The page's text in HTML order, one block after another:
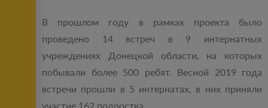
В прошлом году в рамках проекта было
проведено 14 встреч в 9 интернатных
учреждениях Донецкой области, на которых
побывали более 500 ребят. Весной 2019 года
встречи прошли в 5 интернатах, в них приняли
участие 162 подростка.